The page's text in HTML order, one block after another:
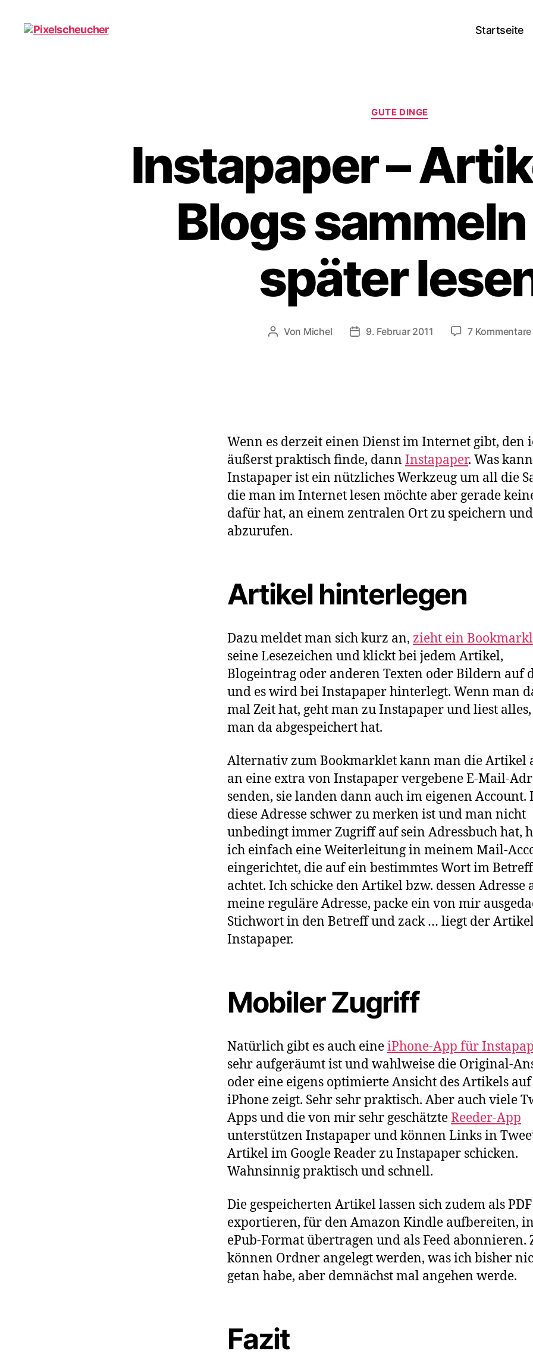
Startseite
Kategorien
GUTE DINGE
Instapaper –
Blogs
später
Beitragsautor
Von Michel Veröffentlichungsdatum
9. Februar 2011 7 Kommentare
Wenn es derzeit einen Dienst im Internet gibt, den
äußerst praktisch finde, dann Instapaper. Was
Instapaper ist ein nützliches Werkzeug um all die
die man im Internet lesen möchte aber gerade
dafür hat, an einem zentralen Ort zu speichern und
abzurufen.
Artikel hinterlegen
Dazu meldet man sich kurz an, zieht ein
seine Lesezeichen und klickt bei jedem Artikel,
Blogeintrag oder anderen Texten oder Bildern auf
und es wird bei Instapaper hinterlegt. Wenn man
mal Zeit hat, geht man zu Instapaper und liest
man da abgespeichert hat.
Alternativ zum Bookmarklet kann man die Artikel
an eine extra von Instapaper vergebene E-Mail-
senden, sie landen dann auch im eigenen Account.
diese Adresse schwer zu merken ist und man nicht
unbedingt immer Zugriff auf sein Adressbuch hat,
ich einfach eine Weiterleitung in meinem Mail-
eingerichtet, die auf ein bestimmtes Wort im Betreff
achtet. Ich schicke den Artikel bzw. dessen Adresse
meine reguläre Adresse, packe ein von mir
Stichwort in den Betreff und zack … liegt der
Instapaper.
Mobiler Zugriff
Natürlich gibt es auch eineiPhone-App für
sehr aufgeräumt ist und wahlweise die Original-
oder eine eigens optimierte Ansicht des Artikels
iPhone zeigt. Sehr sehr praktisch. Aber auch viele
Apps und die von mir sehr geschätzteReeder-App
unterstützen Instapaper und können Links in
Artikel im Google Reader zu Instapaper schicken.
Wahnsinnig praktisch und schnell.
Die gespeicherten Artikel lassen sich zudem als PDF
exportieren, für den Amazon Kindle aufbereiten,
ePub-Format übertragen und als Feed abonnieren.
können Ordner angelegt werden, was ich bisher
getan habe, aber demnächst mal angehen werde.
Fazit